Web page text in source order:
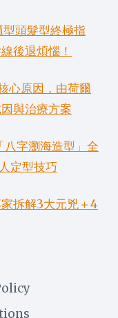
頭髮型終極指
後退煩惱！
心原因，由荷爾
與治療方案
字瀏海造型」全
定型技巧
拆解3大元兇＋4